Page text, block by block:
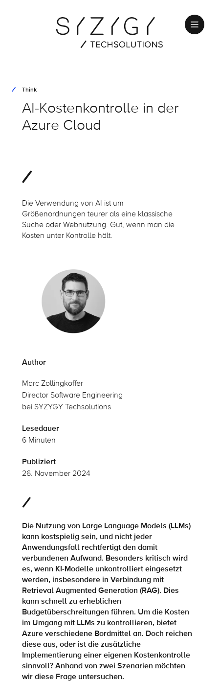
Think
AI-Kostenkontrolle in der
Azure Cloud
Die Verwendung von AI ist um
Größenordnungen teurer als eine klassische
Suche oder Webnutzung. Gut, wenn man die
Kosten unter Kontrolle hält.
Author
Marc Zollingkoffer
Director Software Engineering
bei SYZYGY Techsolutions
Lesedauer
6 Minuten
Publiziert
26. November 2024
Die Nutzung von Large Language Models (LLMs)
kann kostspielig sein, und nicht jeder
Anwendungsfall rechtfertigt den damit
verbundenen Aufwand. Besonders kritisch wird
es, wenn KI-Modelle unkontrolliert eingesetzt
werden, insbesondere in Verbindung mit
Retrieval Augmented Generation (RAG). Dies
kann schnell zu erheblichen
Budgetüberschreitungen führen. Um die Kosten
im Umgang mit LLMs zu kontrollieren, bietet
Azure verschiedene Bordmittel an. Doch reichen
diese aus, oder ist die zusätzliche
Implementierung einer eigenen Kostenkontrolle
sinnvoll? Anhand von zwei Szenarien möchten
wir diese Frage untersuchen.